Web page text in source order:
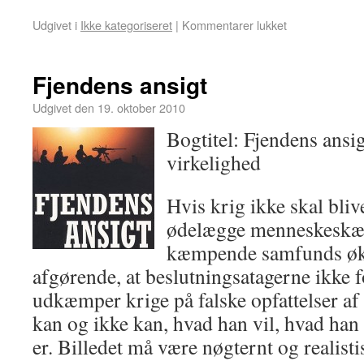
Udgivet i Ikke kategoriseret | Kommentarer lukket
Fjendens ansigt
Udgivet den 19. oktober 2010
Bogtitel: Fjendens
virkelighed
Hvis krig ikke skal
ødelægge
kæmpende samfunds
afgørende, at beslutningsatagerne ikke
udkæmper krige på falske opfattelser
kan og ikke kan, hvad han vil, hvad
er. Billedet må være nøgternt og